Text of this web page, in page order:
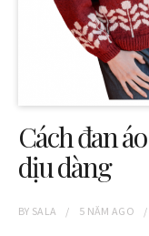
Cách đan
dịu dàng
BY SALA 5 NĂM AGO